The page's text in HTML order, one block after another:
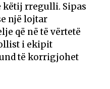
rregulli. Sipas
një lojtar
që në të vërtetë
i ekipit
të korrigjohet